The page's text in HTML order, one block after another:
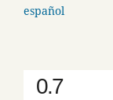
español
0.7